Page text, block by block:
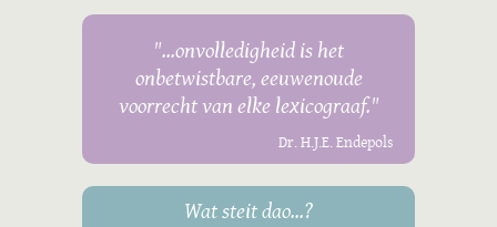
"...onvolledigheid is het
onbetwistbare, eeuwenoude
voorrecht van elke lexicograaf."
Dr. H.J.E. Endepols
Wat steit dao...?